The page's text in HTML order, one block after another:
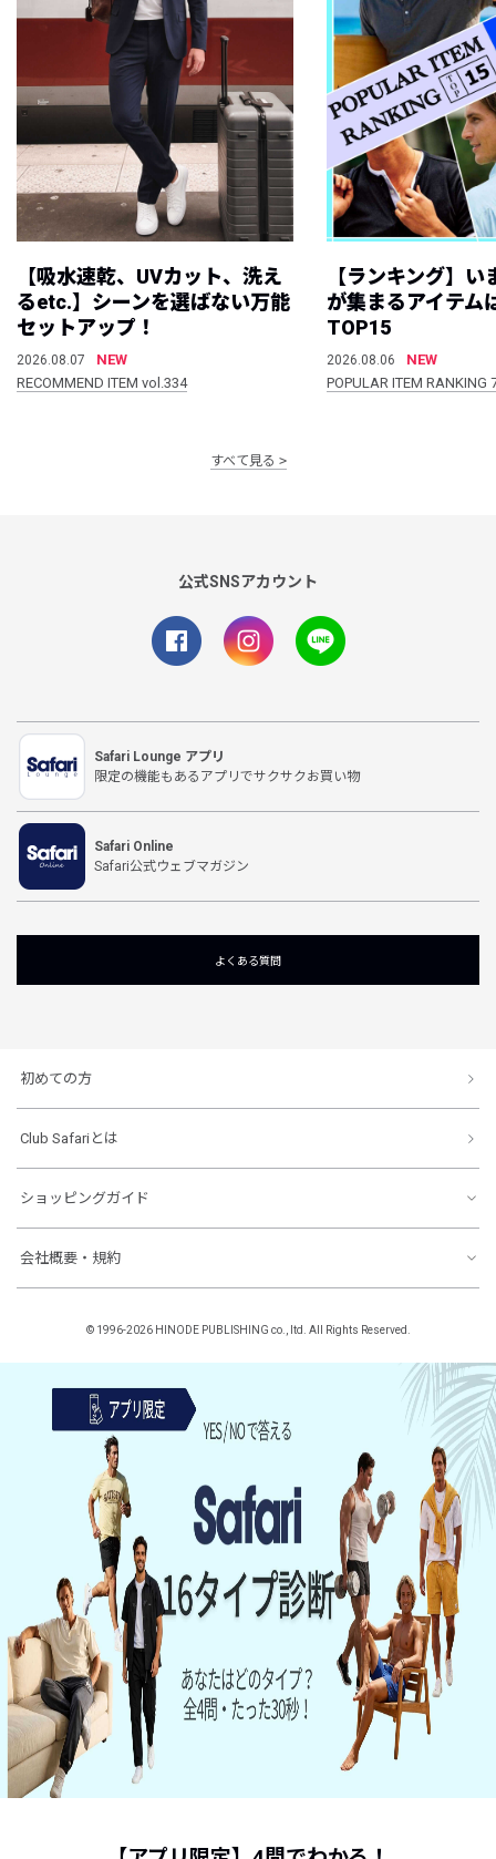
【吸水速乾、UVカット、洗え
るetc.】シーンを選ばない万能
セットアップ！
2026.08.07
NEW
RECOMMEND ITEM vol.334
【ランキング】
が集まるアイテム
TOP15
2026.08.06
NEW
POPULAR ITEM
すべて見る
公式SNSアカウント
Safari Lounge アプリ
限定の機能もあるアプリでサクサクお買い物
Safari Online
Safari公式ウェブマガジン
よくある質問
初めての方
Club Safariとは
ショッピングガイド
会社概要・規約
© 1996-2026 HINODE PUBLISHING co., ltd. All Rights Reserved.